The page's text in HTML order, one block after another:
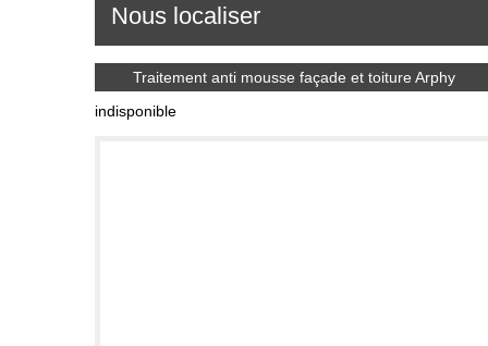
Nous localiser
Traitement anti mousse façade et toiture Arphy
indisponible